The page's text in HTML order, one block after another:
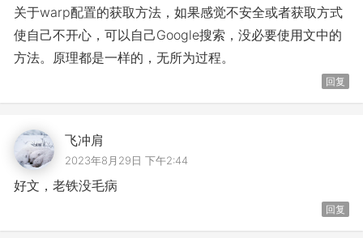
关于warp配置的获取方法，如果感觉不安全或者获取方式
使自己不开心，可以自己Google搜索，没必要使用文中的
方法。原理都是一样的，无所为过程。
回复
飞冲肩
2023年8月29日 下午2:44
好文，老铁没毛病
回复